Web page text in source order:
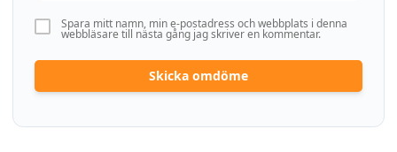
Spara mitt namn, min e-postadress och webbplats i denna
webbläsare till nästa gång jag skriver en kommentar.
Skicka omdöme